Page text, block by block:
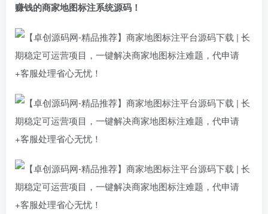
赚钱的商家地图标注系统源码！​